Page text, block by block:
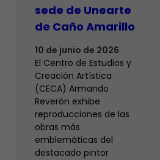
sede de Unearte
de Caño Amarillo
10 de junio de 2026
El Centro de Estudios y
Creación Artística
(CECA) Armando
Reverón exhibe
reproducciones de las
obras más
emblemáticas del
destacado pintor